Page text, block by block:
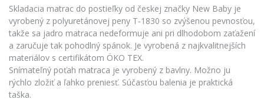
Skladacia matrac do postieľky od českej značky New Baby je
vyrobený z polyuretánovej peny T-1830 so zvýšenou pevnosťou,
takže sa jadro matraca nedeformuje ani pri dlhodobom zaťažení
a zaručuje tak pohodlný spánok. Je vyrobená z najkvalitnejších
materiálov s certifikátom ÖKO TEX.
Snímateľný poťah matraca je vyrobený z bavlny. Možno ju
rýchlo zložiť a ľahko preniesť. Súčasťou balenia je praktická
taška.